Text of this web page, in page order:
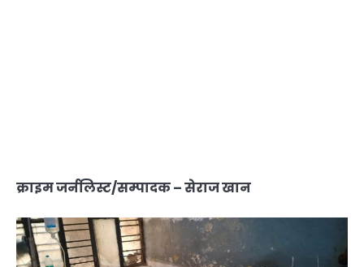
क्राइम जर्नलिस्ट/सम्पादक – सेराज खान